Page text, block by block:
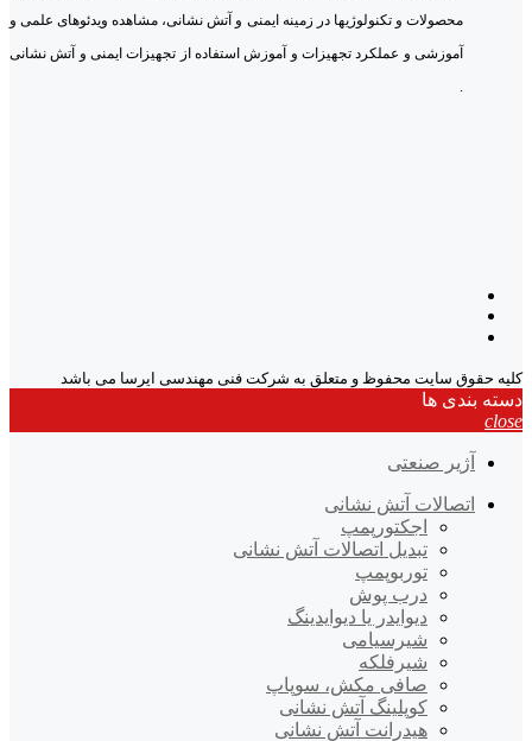
محصولات و تکنولوژیها در زمینه ایمنی و آتش نشانی، مشاهده ویدئوهای علمی و
آموزشی و عملکرد تجهیزات و آموزش استفاده از تجهیزات ایمنی و آتش نشانی
.
کلیه حقوق سایت محفوظ و متعلق به شرکت فنی مهندسی ایرسا می باشد
دسته بندی ها
close
آژیر صنعتی
اتصالات آتش نشانی
اجکتورپمپ
تبدیل اتصالات آتش نشانی
توربوپمپ
درب پوش
دیوایدر یا دیوایدینگ
شیرسیامی
شیرفلکه
صافی مکش، سوپاپ
کوپلینگ آتش نشانی
هیدرانت آتش نشانی